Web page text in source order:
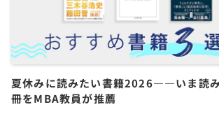
夏休みに読みたい書籍2026――いま読
冊をMBA教員が推薦